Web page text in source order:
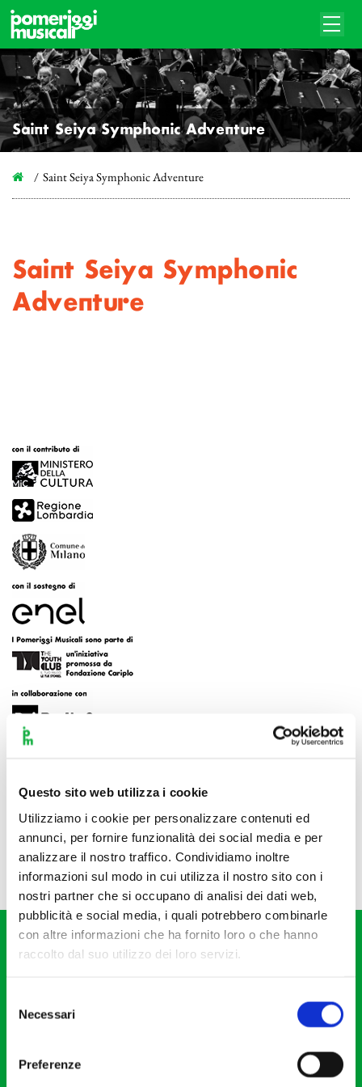
Questo sito web utilizza i cookie
Utilizziamo i cookie per personalizzare contenuti ed
annunci, per fornire funzionalità dei social media e per
analizzare il nostro traffico. Condividiamo inoltre
informazioni sul modo in cui utilizza il nostro sito con i
nostri partner che si occupano di analisi dei dati web,
pubblicità e social media, i quali potrebbero combinarle
con altre informazioni che ha fornito loro o che hanno
raccolto dal suo utilizzo dei loro servizi.
delNecessari
Preferenze
Saint Seiya Symphonic Adventure
Saint Seiya Symphonic Adventure
Saint Seiya Symphonic
Adventure
20121 Milano